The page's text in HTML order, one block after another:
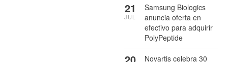
Samsung Biologics
anuncia oferta en
efectivo para adquirir
PolyPeptide
21
JUL
Novartis celebra 30